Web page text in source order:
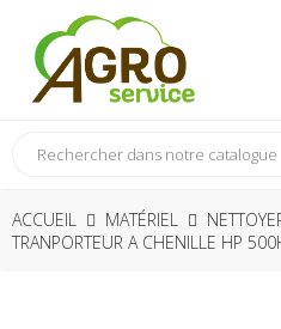
ACCUEIL MATÉRIEL
TRANPORTEUR A CHENILLE HP